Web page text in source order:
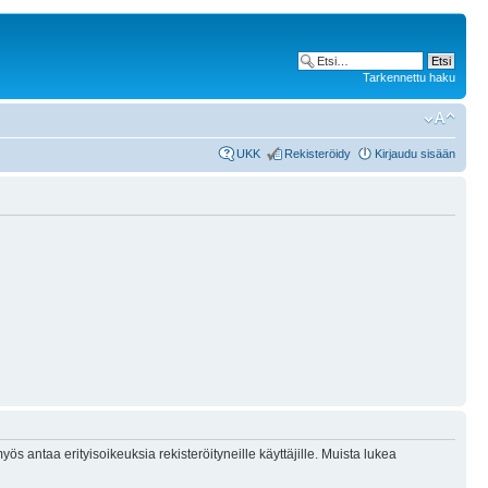
Tarkennettu haku
UKK Rekisteröidy Kirjaudu sisään
antaa erityisoikeuksia rekisteröityneille käyttäjille. Muista lukea